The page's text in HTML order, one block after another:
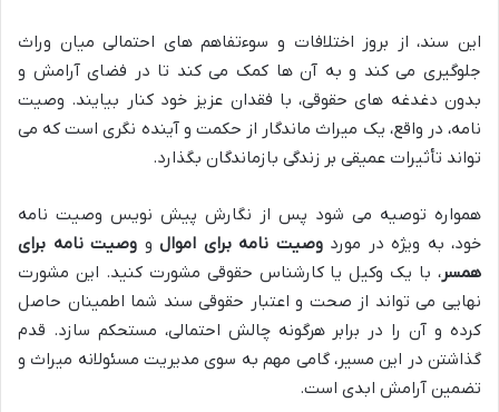
این سند، از بروز اختلافات و سوءتفاهم های احتمالی میان وراث
جلوگیری می کند و به آن ها کمک می کند تا در فضای آرامش و
بدون دغدغه های حقوقی، با فقدان عزیز خود کنار بیایند. وصیت
نامه، در واقع، یک میراث ماندگار از حکمت و آینده نگری است که می
تواند تأثیرات عمیقی بر زندگی بازماندگان بگذارد.
همواره توصیه می شود پس از نگارش پیش نویس وصیت نامه
خود، به ویژه در موردوصیت نامه برای اموال و وصیت نامه برای
همسر، با یک وکیل یا کارشناس حقوقی مشورت کنید. این مشورت
نهایی می تواند از صحت و اعتبار حقوقی سند شما اطمینان حاصل
کرده و آن را در برابر هرگونه چالش احتمالی، مستحکم سازد. قدم
گذاشتن در این مسیر، گامی مهم به سوی مدیریت مسئولانه میراث و
تضمین آرامش ابدی است.